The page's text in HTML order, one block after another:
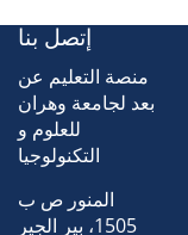
إتصل بنا
منصة التعليم عن
بعد لجامعة وهران
للعلوم و
التكنولوجيا
المنور ص ب
1505، بير الجير